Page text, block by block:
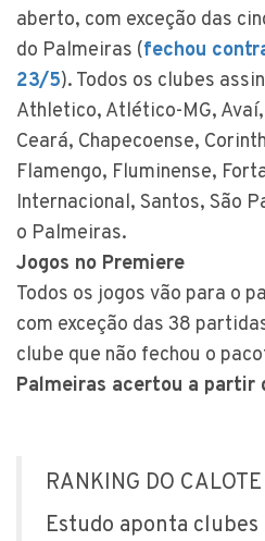
aberto, com exceção das
do Palmeiras (fechou
23/5). Todos os clubes
Athletico, Atlético-MG,
Ceará, Chapecoense,
Flamengo, Fluminense,
Internacional, Santos, São
o Palmeiras.
Jogos no Premiere
Todos os jogos vão para o
com exceção das 38
clube que não fechou o
Palmeiras acertou a partir
RANKING DO CALOTE
Estudo aponta clubes